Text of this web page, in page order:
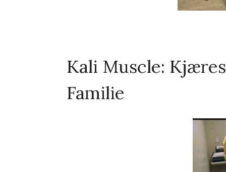
Kali Muscle:
Familie